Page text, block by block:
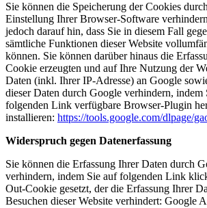
Sie können die Speicherung der Cookies
Einstellung Ihrer Browser-Software
jedoch darauf hin, dass Sie in diesem Fall
sämtliche Funktionen dieser Website
können. Sie können darüber hinaus die
Cookie erzeugten und auf Ihre Nutzung der
Daten (inkl. Ihrer IP-Adresse) an Google
dieser Daten durch Google verhindern, indem
folgenden Link verfügbare Browser-Plugin
installieren: https://tools.google.com/dlpage/
Widerspruch gegen Datenerfassung
Sie können die Erfassung Ihrer Daten durch
verhindern, indem Sie auf folgenden Link
Out-Cookie gesetzt, der die Erfassung Ihrer
Besuchen dieser Website verhindert: Google